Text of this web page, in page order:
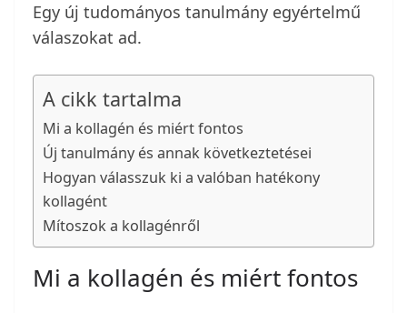
Egy új tudományos tanulmány egyértelmű
válaszokat ad.
A cikk tartalma
Mi a kollagén és miért fontos
Új tanulmány és annak következtetései
Hogyan válasszuk ki a valóban hatékony
kollagént
Mítoszok a kollagénről
Mi a kollagén és miért fontos